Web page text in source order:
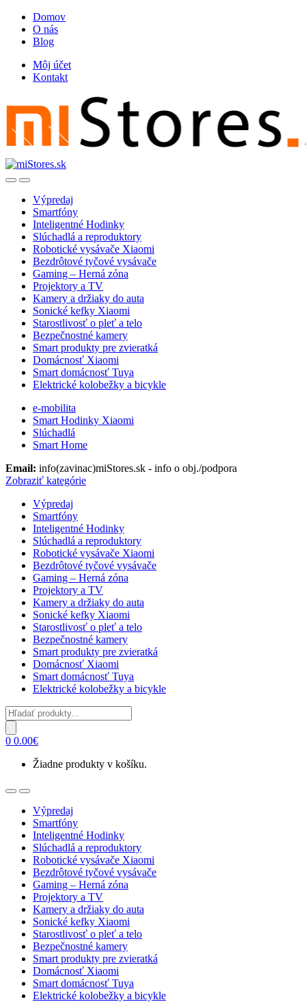
Skip
navigation
Skip
content
Domov
O nás
Blog
Môj účet
Kontakt
OpenClose
Výpredaj
Smartfóny
Inteligentné Hodinky
Slúchadlá a reproduktory
Robotické vysávače Xiaomi
Bezdrôtové tyčové vysávače
Gaming – Herná zóna
Projektory a TV
Kamery a držiaky do auta
Sonické kefky Xiaomi
Starostlivosť o pleť a telo
Bezpečnostné kamery
Smart produkty pre zvieratká
Domácnosť Xiaomi
Smart domácnosť Tuya
Elektrické kolobežky a bicykle
e-mobilita
Smart Hodinky Xiaomi
Slúchadlá
Smart Home
Email: info(zavinac)miStores.sk - info o obj./podpora
Zobraziť kategórie
Výpredaj
Smartfóny
Inteligentné Hodinky
Slúchadlá a reproduktory
Robotické vysávače Xiaomi
Bezdrôtové tyčové vysávače
Gaming – Herná zóna
Projektory a TV
Kamery a držiaky do auta
Sonické kefky Xiaomi
Starostlivosť o pleť a telo
Bezpečnostné kamery
Smart produkty pre zvieratká
Domácnosť Xiaomi
Smart domácnosť Tuya
Elektrické kolobežky a bicykle
Products
search
0 0.00€
Žiadne produkty v košíku.
OpenClose
Výpredaj
Smartfóny
Inteligentné Hodinky
Slúchadlá a reproduktory
Robotické vysávače Xiaomi
Bezdrôtové tyčové vysávače
Gaming – Herná zóna
Projektory a TV
Kamery a držiaky do auta
Sonické kefky Xiaomi
Starostlivosť o pleť a telo
Bezpečnostné kamery
Smart produkty pre zvieratká
Domácnosť Xiaomi
Smart domácnosť Tuya
Elektrické kolobežky a bicykle